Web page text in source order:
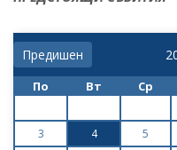
Предишен
По Вт Ср
3
4 5